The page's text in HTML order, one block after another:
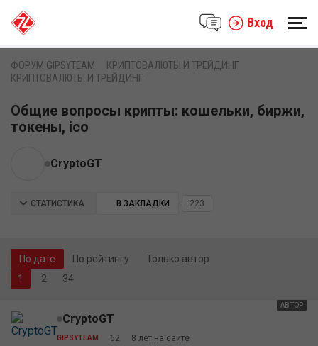
Вход
ФОРУМ GIPSYTEAM
КРИПТОВАЛЮТЫ И ТРЕЙДИНГ
КРИПТОВАЛЮТЫ И ТРЕЙДИНГ
Общие вопросы крипты: кошельки, биржи,
токены, ico
CryptoGT
СТАТИСТИКА В ЗАКЛАДКИ 223
По дате По рейтингу
Только автор
2
34
АВТОР
CryptoGT
GIPSYTEAM 62 8 лет на сайте